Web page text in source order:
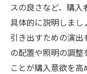
スの良さなど、購入
具体的に説明しまし
引き出すための演出
の配置や照明の調
ことが購入意欲を